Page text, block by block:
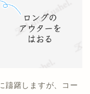
躊躇しますが、コー